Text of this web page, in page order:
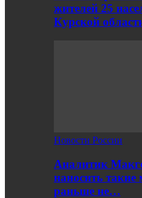
жителей 25
Курской
Новости России
Аналитик
наносить
раньше не…